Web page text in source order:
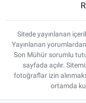
Sitede yayınlanan
Yayınlanan
Son Mühür sorumlu
sayfada açılır.
fotoğraflar izin
ortamda